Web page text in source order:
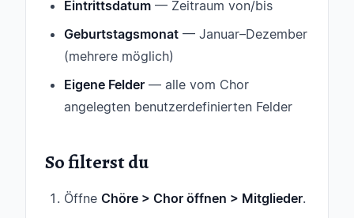
Eintrittsdatum — Zeitraum von/bis
Geburtstagsmonat — Januar–Dezember
(mehrere möglich)
Eigene Felder — alle vom Chor
angelegten benutzerdefinierten Felder
So filterst du
Öffne Chöre > Chor öffnen > Mitglieder.